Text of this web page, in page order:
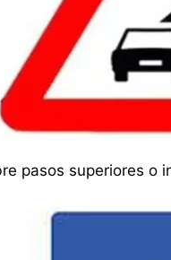
pasos superiores o